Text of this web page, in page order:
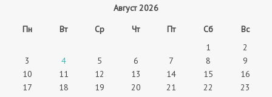
Август 2026
Пн
Вт Ср Чт Пт Сб
Вс
1
2
3
4 5 6 7 8
9
10
11 12 13 14 15
16
17
18 19 20 21 22
23